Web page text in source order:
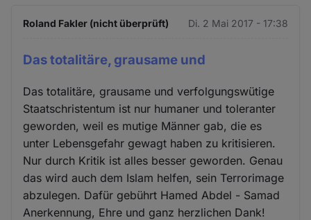
Roland Fakler (nicht überprüft) Di. 2 Mai 2017 - 17:38
Das totalitäre, grausame und
Das totalitäre, grausame und verfolgungswütige
Staatschristentum ist nur humaner und toleranter
geworden, weil es mutige Männer gab, die es
unter Lebensgefahr gewagt haben zu kritisieren.
Nur durch Kritik ist alles besser geworden. Genau
das wird auch dem Islam helfen, sein Terrorimage
abzulegen. Dafür gebührt Hamed Abdel - Samad
Anerkennung, Ehre und ganz herzlichen Dank!